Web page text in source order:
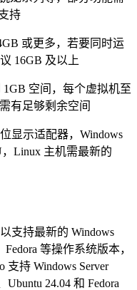
持
或更多，若要同时运
16GB 及以上
空间，每个虚拟机至
有足够剩余空间
显示适配器，Windows
Linux 主机需最新的
支持最新的 Windows
Fedora 等操作系统版本，
支持 Windows Server
Ubuntu 24.04 和 Fedora